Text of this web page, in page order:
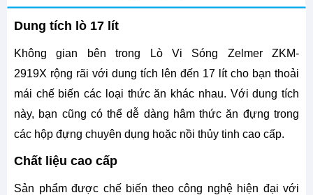
Dung tích lò 17 lít
Không gian bên trong Lò Vi Sóng Zelmer ZKM-
2919X rộng rãi với dung tích lên đến 17 lít cho bạn thoải
mái chế biến các loại thức ăn khác nhau. Với dung tích
này, bạn cũng có thể dễ dàng hâm thức ăn đựng trong
các hộp đựng chuyên dụng hoặc nồi thủy tinh cao cấp.
Chất liệu cao cấp
Sản phẩm được chế biến theo công nghệ hiện đại với